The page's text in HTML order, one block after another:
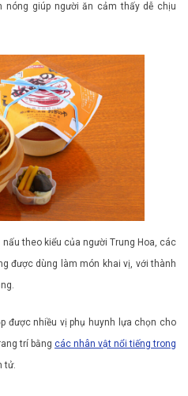
nóng giúp người ăn cảm thấy dễ chịu
theo kiểu của người Trung Hoa, các
được dùng làm món khai vị, với thành
được nhiều vị phụ huynh lựa chọn cho
trí bằng các nhân vật nổi tiếng trong
tử.